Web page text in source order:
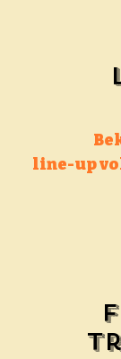
line-up